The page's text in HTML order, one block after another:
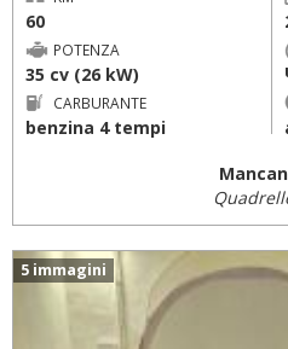
60
POTENZA
35 cv (26 kW)
CARBURANTE
benzina 4 tempi
5 immagini